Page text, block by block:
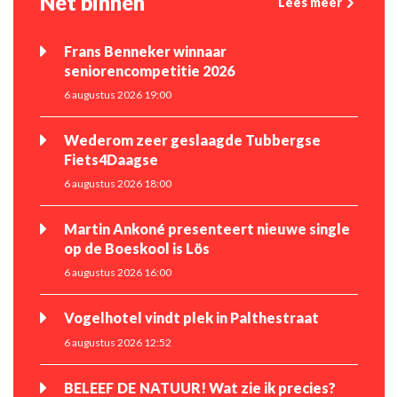
Frans Benneker winnaar
seniorencompetitie 2026
6 augustus 2026 19:00
Wederom zeer geslaagde Tubbergse
Fiets4Daagse
6 augustus 2026 18:00
Martin Ankoné presenteert nieuwe single
op de Boeskool is Lös
6 augustus 2026 16:00
Vogelhotel vindt plek in Palthestraat
6 augustus 2026 12:52
BELEEF DE NATUUR! Wat zie ik precies?